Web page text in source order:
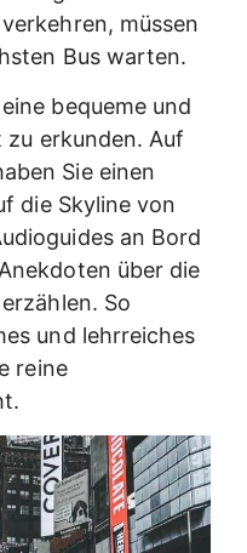
müssen
Bus warten.
bequeme und
erkunden. Auf
Sie einen
die Skyline von
an Bord
über die
So
und lehrreiches
reine